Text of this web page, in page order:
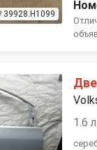
1.6